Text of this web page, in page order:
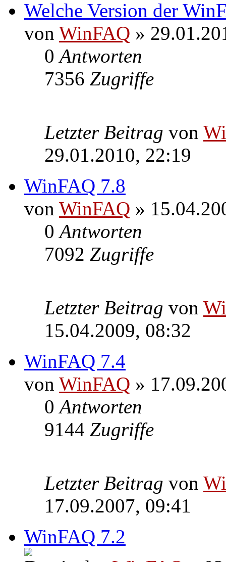
Welche Version der
von WinFAQ »
0Antworten
7356 Zugriffe
Letzter Beitrag von
29.01.2010, 22:19
WinFAQ 7.8
von WinFAQ »
0Antworten
7092 Zugriffe
Letzter Beitrag von
15.04.2009, 08:32
WinFAQ 7.4
von WinFAQ »
0Antworten
9144 Zugriffe
Letzter Beitrag von
17.09.2007, 09:41
WinFAQ 7.2